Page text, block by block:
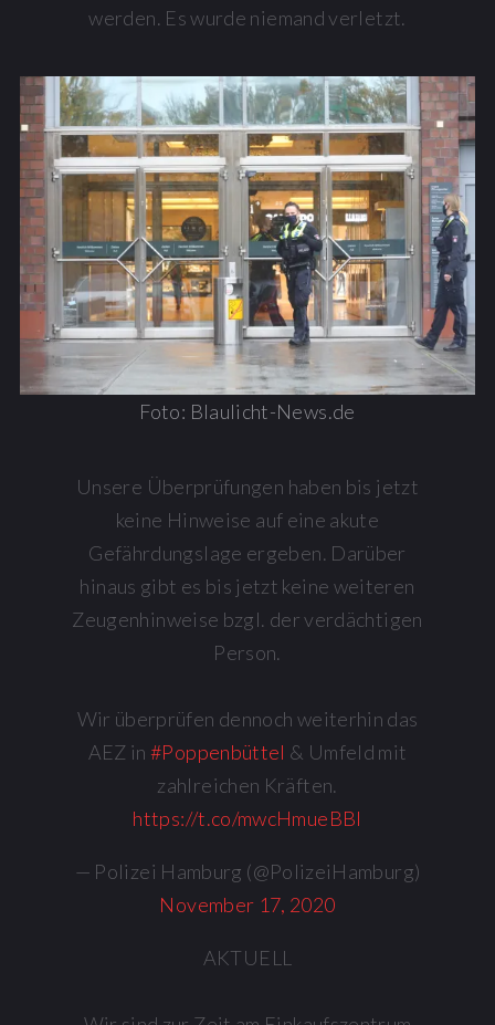
werden. Es wurde niemand verletzt.
Foto: Blaulicht-News.de
Unsere Überprüfungen haben bis jetzt
keine Hinweise auf eine akute
Gefährdungslage ergeben. Darüber
hinaus gibt es bis jetzt keine weiteren
Zeugenhinweise bzgl. der verdächtigen
Person.
Wir überprüfen dennoch weiterhin das
AEZ in#Poppenbüttel & Umfeld mit
zahlreichen Kräften.
https://t.co/mwcHmueBBI
— Polizei Hamburg (@PolizeiHamburg)
November 17, 2020
AKTUELL